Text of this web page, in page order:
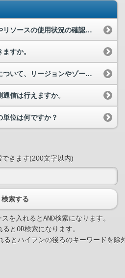
現在利用中のリージョンやリソースの使用状況の確認方法を教えてください。
すか。
すでに利用中のサーバーについて、リージョンやゾーンの変更は可能ですか？
信は行えますか。
位は何ですか？
きます(200文字以内)
検索する
を入れるとAND検索になります。
とOR検索になります。